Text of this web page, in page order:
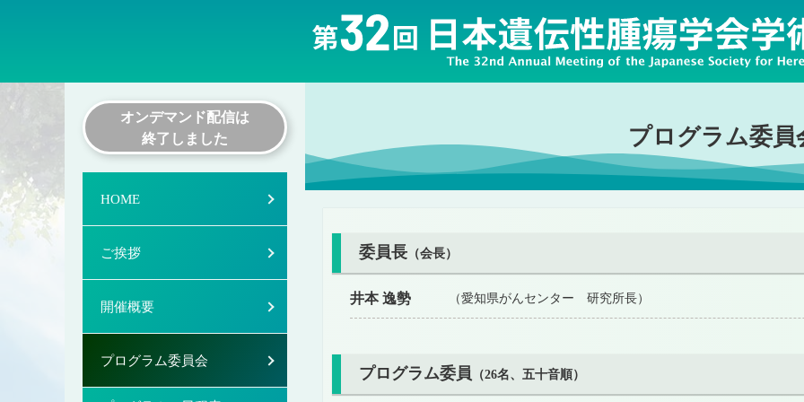
オンデマンド配信は
終了しました
HOME
ご挨拶
開催概要
プログラム委員会
プログラム委員
委員長 （会長）
井本 逸勢 （愛知県がんセンター 研究所長）
プログラム委員 （26名、五十音順）